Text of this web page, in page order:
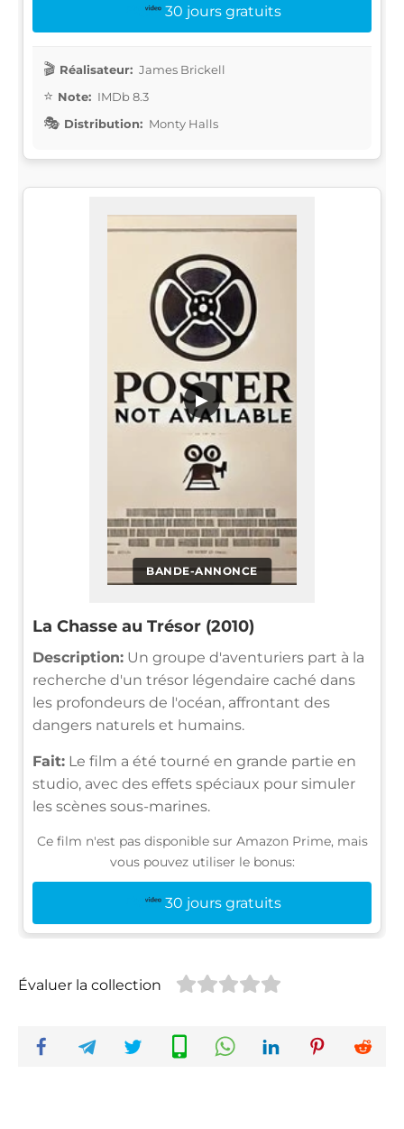
30 jours gratuits
Réalisateur: James Brickell
Note: IMDb 8.3
Distribution: Monty Halls
BANDE-ANNONCE
▶
La Chasse au Trésor (2010)
Description: Un groupe d'aventuriers part à la
recherche d'un trésor légendaire caché dans
les profondeurs de l'océan, affrontant des
dangers naturels et humains.
Fait: Le film a été tourné en grande partie en
studio, avec des effets spéciaux pour simuler
les scènes sous-marines.
Ce film n'est pas disponible sur Amazon Prime, mais
vous pouvez utiliser le bonus:
30 jours gratuits
Évaluer la collection